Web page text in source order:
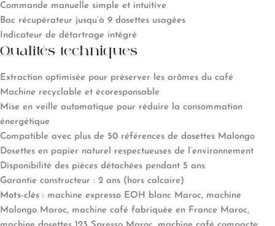
Commande manuelle simple et intuitive
Bac récupérateur jusqu’à 9 dosettes usagées
Indicateur de détartrage intégré
Qualités techniques
Extraction optimisée pour préserver les arômes du café
Machine recyclable et écoresponsable
Mise en veille automatique pour réduire la consommation
énergétique
Compatible avec plus de 50 références de dosettes Malongo
Dosettes en papier naturel respectueuses de l’environnement
Disponibilité des pièces détachées pendant 5 ans
Garantie constructeur : 2 ans (hors calcaire)
Mots-clés : machine expresso EOH blanc Maroc, machine
Malongo Maroc, machine café fabriquée en France Maroc,